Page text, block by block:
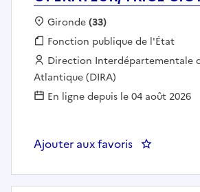
Localisation :
Gironde(33)
Fonction publique :
Fonction publique de l'État
Employeur :
Direction Interdépartementale
Atlantique (DIRA)
En ligne depuis le 04 août 2026
Ajouter aux favoris :